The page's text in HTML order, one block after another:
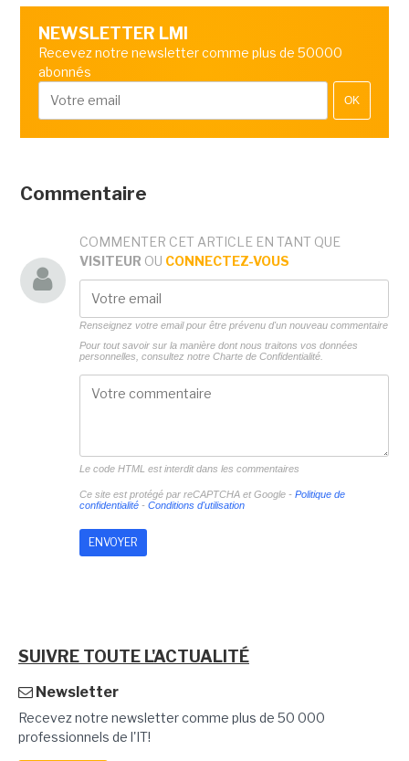
NEWSLETTER LMI
Recevez notre newsletter comme plus de 50000
abonnés
OK
Commentaire
COMMENTER CET ARTICLE EN TANT QUE
VISITEUR OU CONNECTEZ-VOUS
Renseignez votre email pour être prévenu d'un nouveau commentaire
Pour tout savoir sur la manière dont nous traitons vos données
personnelles, consultez notre Charte de Confidentialité.
Le code HTML est interdit dans les commentaires
Ce site est protégé par reCAPTCHA et Google - Politique de
confidentialité- Conditions d'utilisation
SUIVRE TOUTE L'ACTUALITÉ
Newsletter
Recevez notre newsletter comme plus de 50 000
professionnels de l'IT!